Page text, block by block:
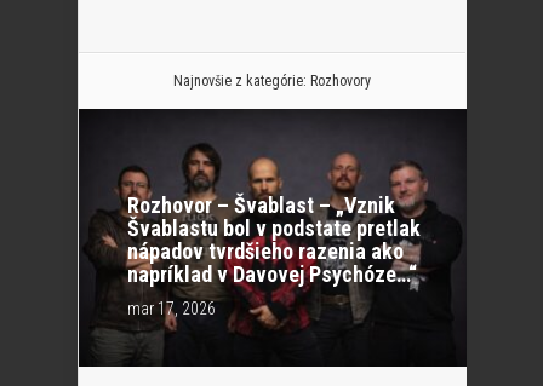
Najnovšie z kategórie: Rozhovory
Rozhovor – Švablast – „Vznik
Švablastu bol v podstate pretlak
nápadov tvrdšieho razenia ako
napríklad v Davovej Psychóze…“
mar 17, 2026